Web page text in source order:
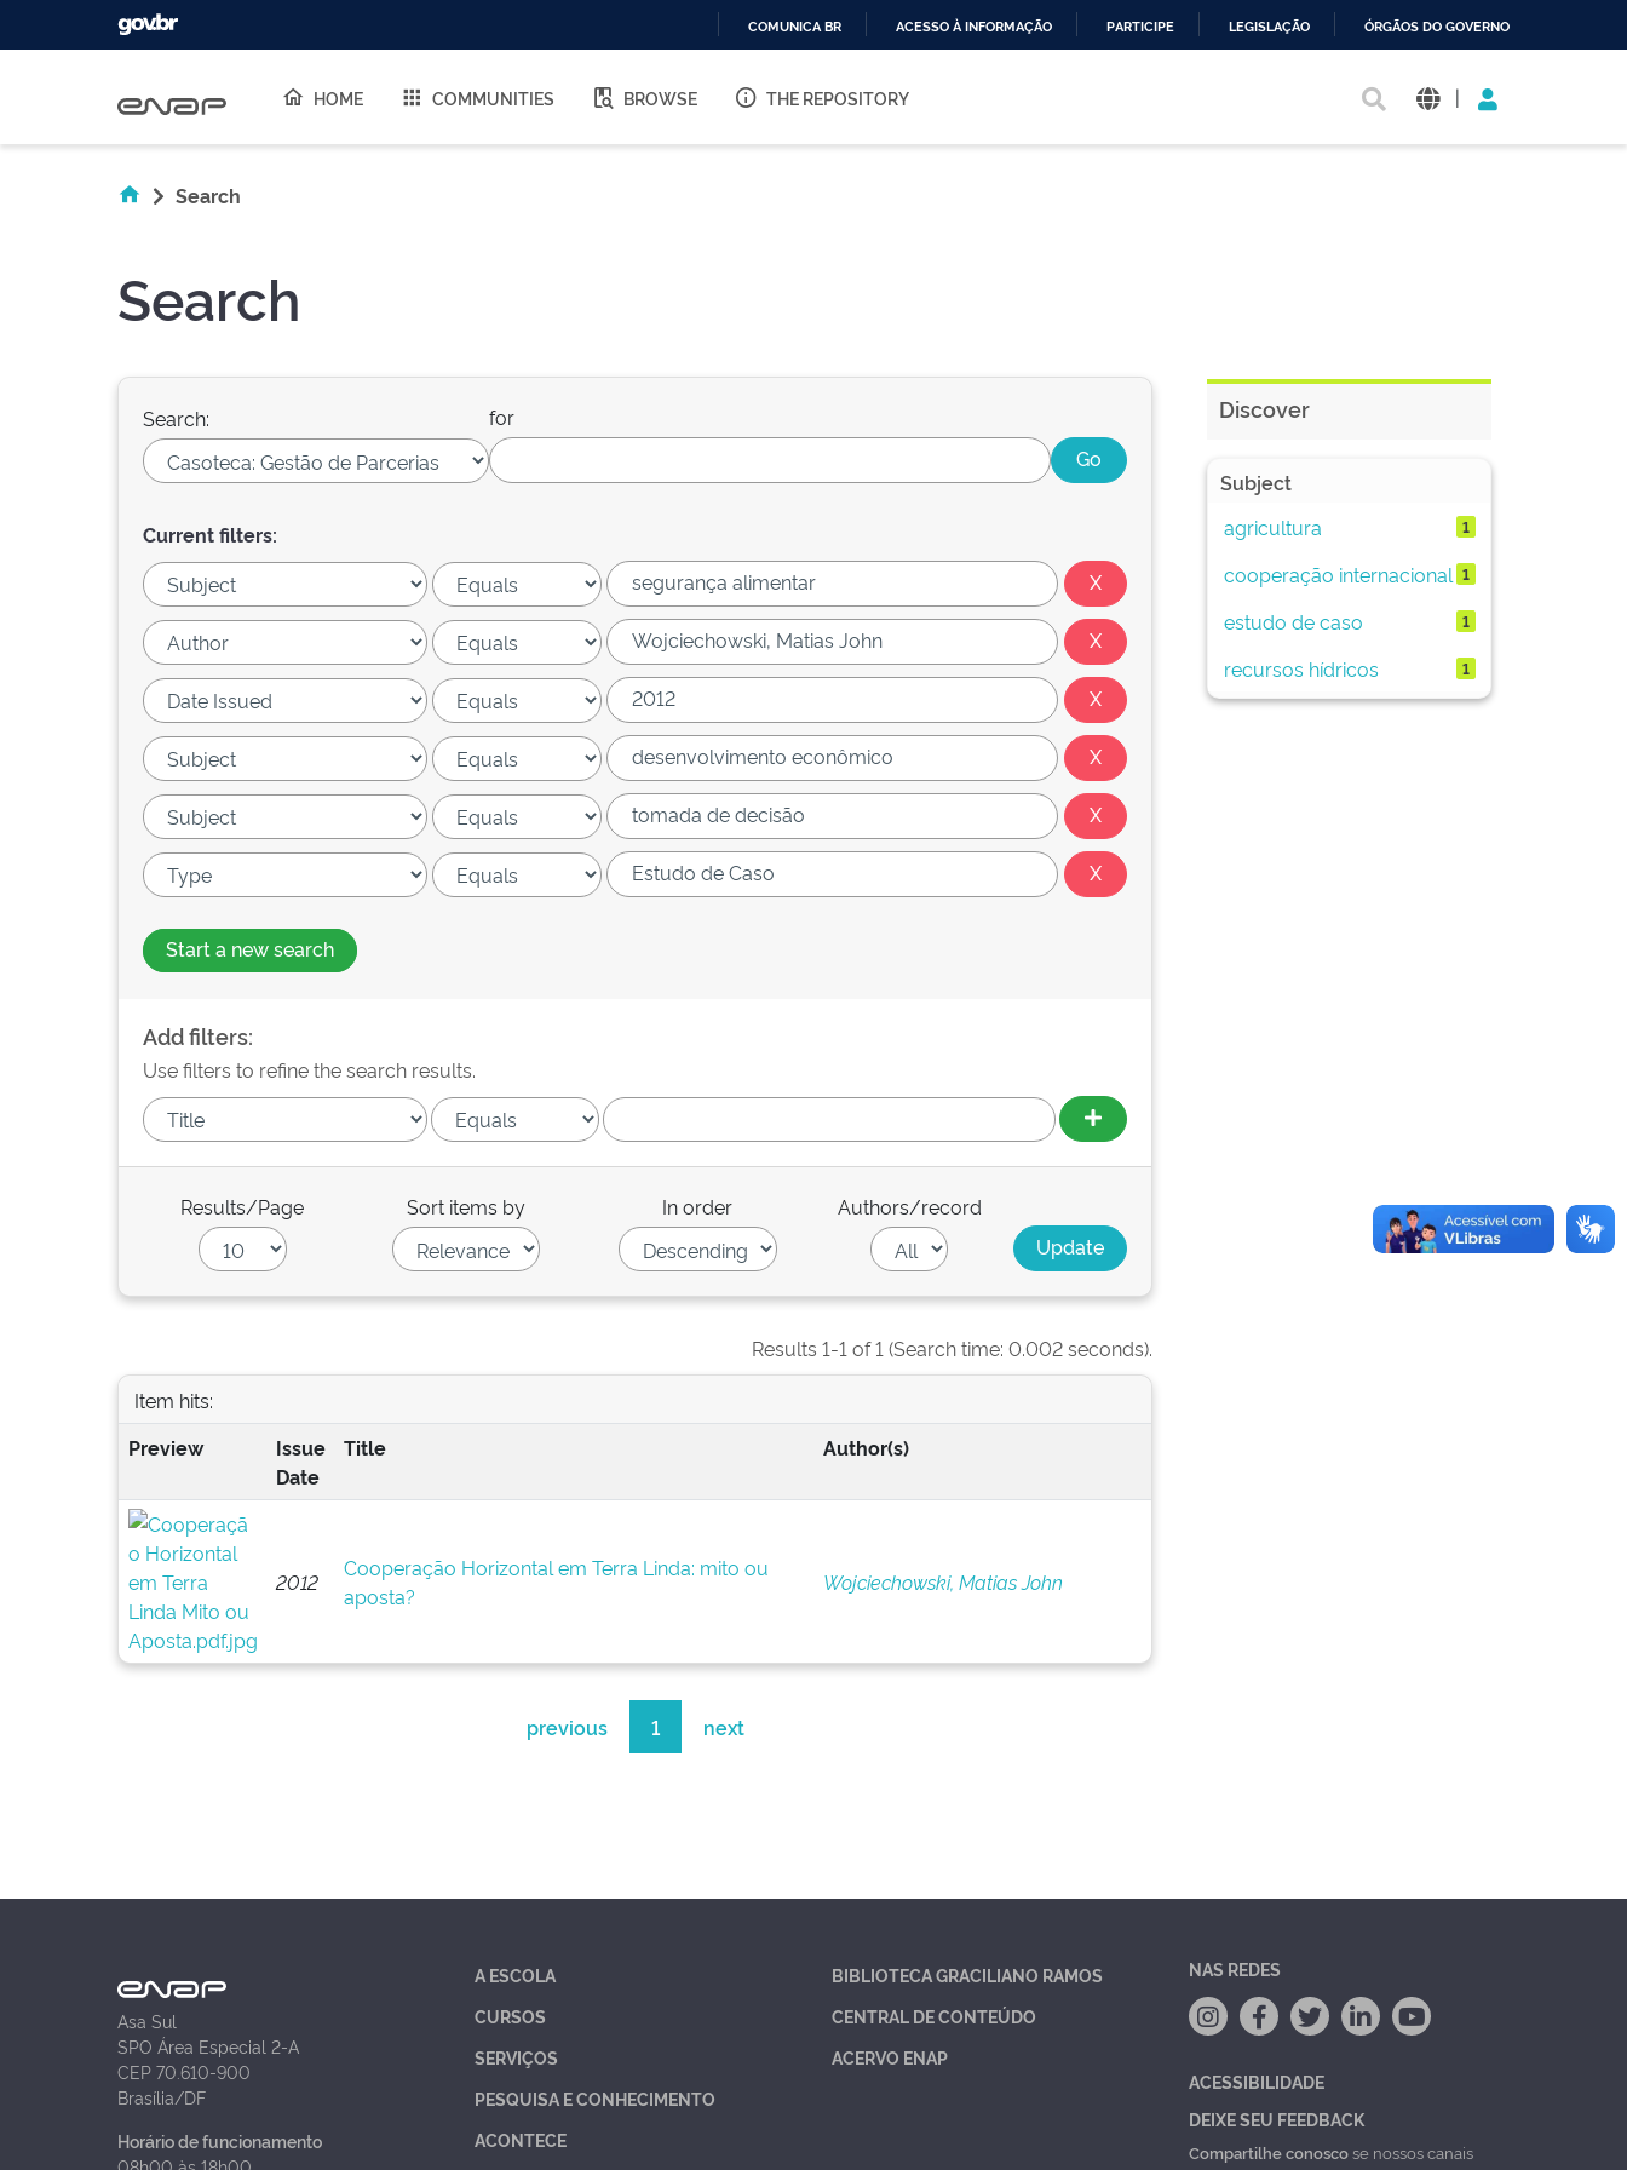
O
COMUNICA BR ACESSO À INFORMAÇÃO PARTICIPE LEGISLAÇÃO ÓRGÃOS DO GOVERNO
HOME COMMUNITIES BROWSE THE REPOSITORY |
Search
Search
Search: for
Current filters:
Start a new search
Add filters:
Use filters to refine the search results.
Results/Page Sort items by In order Authors/record
Results 1-1 of 1 (Search time: 0.002 seconds).
Item hits:
Preview
Issue
Date
Title Author(s)
2012
Cooperação Horizontal em Terra Linda: mito ou
aposta?
Wojciechowski, Matias John
previous 1 next
Discover
Subject
agricultura
1
cooperação internacional 1
estudo de caso 1
recursos hídricos 1
Asa Sul
SPO Área Especial 2-A
CEP 70.610-900
Brasília/DF
Horário de funcionamento
A ESCOLA
CURSOS
SERVIÇOS
PESQUISA E CONHECIMENTO
ACONTECE
BIBLIOTECA GRACILIANO RAMOS
CENTRAL DE CONTEÚDO
ACERVO ENAP
NAS REDES
ACESSIBILIDADE
DEIXE SEU FEEDBACK
Compartilhe conoscose nossos canais